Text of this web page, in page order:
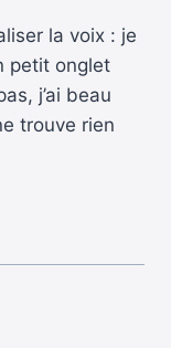
la voix : je
petit onglet
j’ai beau
trouve rien